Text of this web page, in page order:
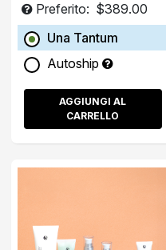
Preferito: $389.00
Una Tantum
Autoship
AGGIUNGI AL
CARRELLO